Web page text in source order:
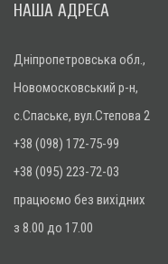
НАША АДРЕСА
Дніпропетровська обл.,
Новомосковський р-н,
с.Спаське, вул.Степова 2
+38 (098) 172-75-99
+38 (095) 223-72-03
працюємо без вихідних
з 8.00 до 17.00